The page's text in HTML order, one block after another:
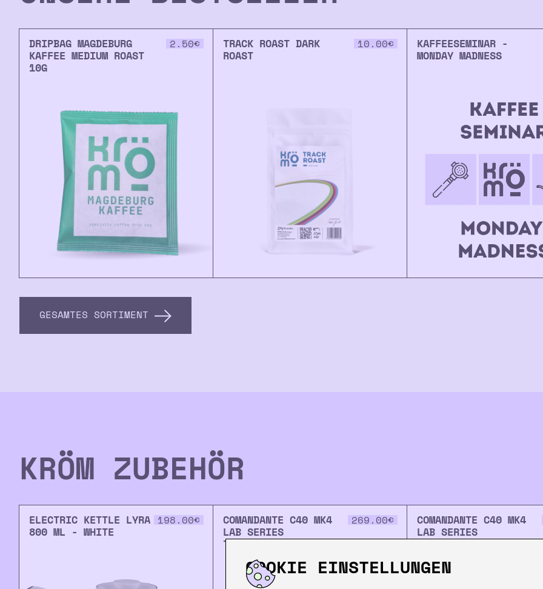
COOKIE EINSTELLUNGEN
DRIPBAG MAGDEBURG
KAFFEE MEDIUM ROAST
10G
2.50€
TRACK ROAST DARK
ROAST
10.00€
KAFFEESEMINAR -
MONDAY MADNESS
GESAMTES SORTIMENT
KRÖM ZUBEHÖR
ELECTRIC KETTLE LYRA
800 ML - WHITE
198.00€
COMANDANTE C40 MK4
LAB SERIES
TIGERSHARK
269.00€
COMANDANTE C40 MK4
LAB SERIES
HAMMERHEAD